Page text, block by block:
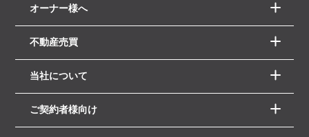
オーナー様へ
不動産売買
当社について
ご契約者様向け